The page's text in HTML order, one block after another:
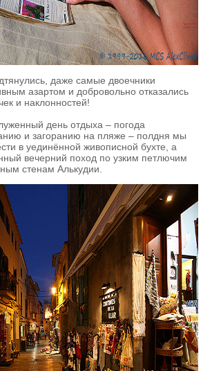
даже самые двоечники
азартом и добровольно отказались
и наклонностей!
день отдыха – погода
и загоранию на пляже – полдня мы
в уединённой живописной бухте, а
вечерний поход по узким петлючим
стенам Алькудии.